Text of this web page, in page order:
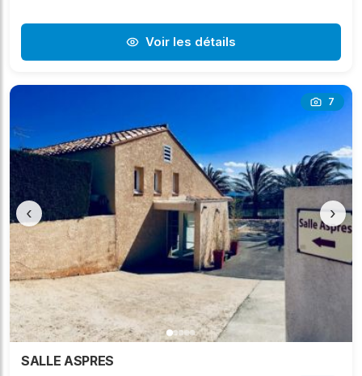
Voir les détails
7
‹ ›
SALLE ASPRES